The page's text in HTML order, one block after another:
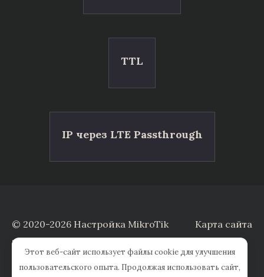
TTL
IP через LTE Passthrough
© 2020-2026 Настройка MikroTik
Карта сайта
Заказать настройку
Этот веб-сайт использует файлы cookie для улучшения
пользовательского опыта. Продолжая использовать сайт,